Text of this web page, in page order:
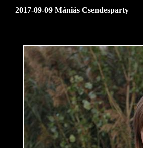
2017-09-09 Mániás Csendesparty